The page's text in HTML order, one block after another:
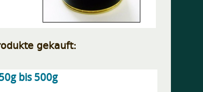
gekauft:
bis 500g